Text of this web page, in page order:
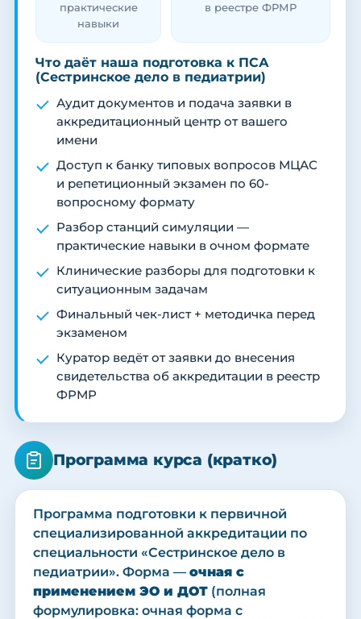
практические
навыки
в реестре ФРМР
Что даёт наша подготовка к ПСА
(Сестринское дело в педиатрии)
Аудит документов и подача заявки в
аккредитационный центр от вашего
имени
Доступ к банку типовых вопросов МЦАС
и репетиционный экзамен по 60-
вопросному формату
Разбор станций симуляции —
практические навыки в очном формате
Клинические разборы для подготовки к
ситуационным задачам
Финальный чек-лист + методичка перед
экзаменом
Куратор ведёт от заявки до внесения
свидетельства об аккредитации в реестр
ФРМР
Программа курса (кратко)
Программа подготовки к первичной
специализированной аккредитации по
специальности «Сестринское дело в
педиатрии». Форма — очная с
применением ЭО и ДОТ (полная
формулировка: очная форма с